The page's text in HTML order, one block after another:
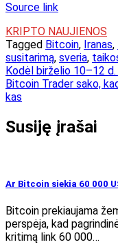
Source link
KRIPTO NAUJIENOS
Tagged Bitcoin, Iranas,
susitarimą, sveria,
Navigacija
tarp
Kodėl birželio 10–12
Bitcoin Trader sako,
kas
Susiję įrašai
Ar Bitcoin siekia 60 000
Bitcoin prekiaujama
perspėja, kad
kritimą link 60 000…